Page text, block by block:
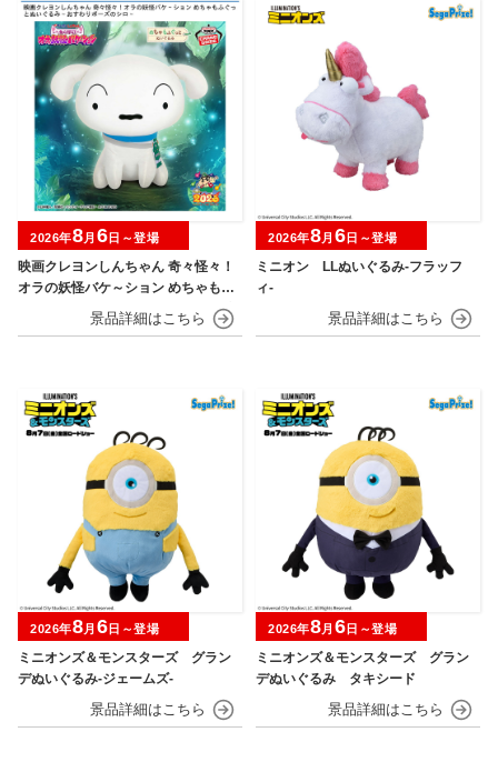
映画クレヨンしんちゃん 奇々怪々！
オラの妖怪バケ～ション めちゃもふ
ぐっとぬいぐるみ～おすわりポーズ
2026年8月 6日～登場
ミニオン LLぬいぐるみ‐フラッフ
ィ‐
2026年8月 6日～登場
ミニオンズ＆モンスターズ グラン
デぬいぐるみ‐ジェームズ‐
2026年8月 6 日～登場
ミニオンズ＆モンスターズ グラン
デぬいぐるみ タキシード
2026年8月 6 日～登場